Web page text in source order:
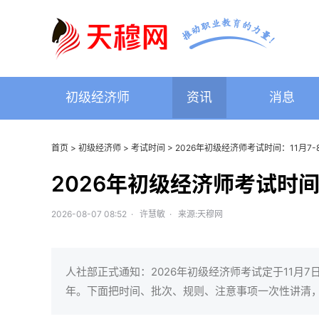
初级经济师 资讯 消息
首页 > 初级经济师 > 考试时间 > 2026年初级经济师考试时间：11月7-
2026年初级经济师考试时
2026-08-07 08:52 · 许慧敏 · 来源:天穆网
人社部正式通知：2026年初级经济师考试定于11月
年。下面把时间、批次、规则、注意事项一次性讲清